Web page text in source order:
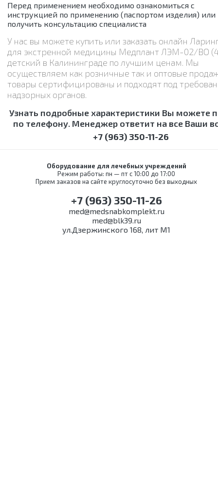
Перед применением необходимо ознакомиться с
инструкцией по применению (паспортом изделия) или
получить консультацию специалиста
У нас вы можете купить или заказать онлайн
для экстренной медицины Медплант ЛЭМ-02/ВО (4
детский в Калининграде по лучшим ценам. Мы
осуществляем как розничные так и оптовые
товары сертифицированы и подходят под
надзорных органов.
Узнать подробные характеристики Вы можете
по телефону. Менеджер ответит на все Ваши
+7 (963) 350-11-26
Оборудование для лечебных учреждений
Режим работы: пн — пт с 10:00 до 17:00
Прием заказов на сайте круглосуточно без выходных
+7 (963) 350-11-26
med@medsnabkomplekt.ru
med@blk39.ru
ул.Дзержинского 168, лит М1